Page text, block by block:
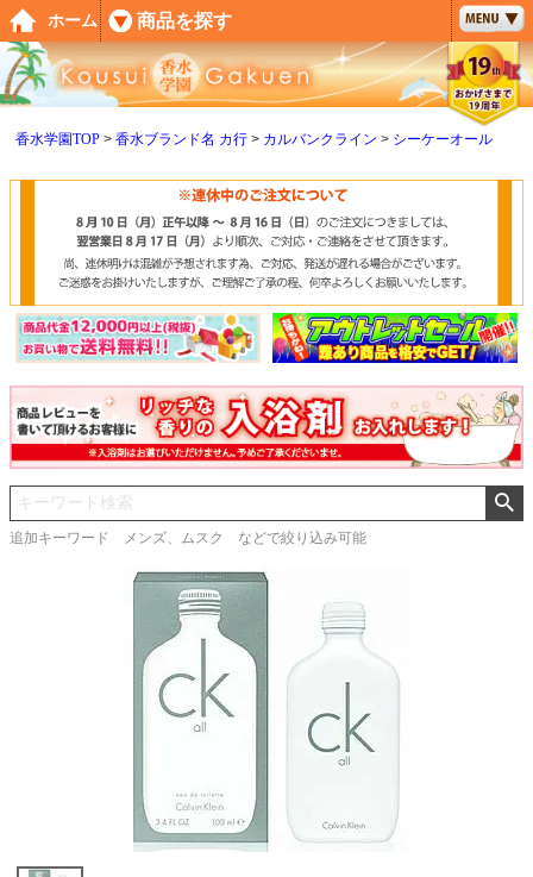
香水学園TOP 香水ブランド名 カ行 カルバンクライン シーケーオール
追加キーワード メンズ、ムスク などで絞り込み可能
ペー
ジト
ップ
へ
ホーム 商品を探す